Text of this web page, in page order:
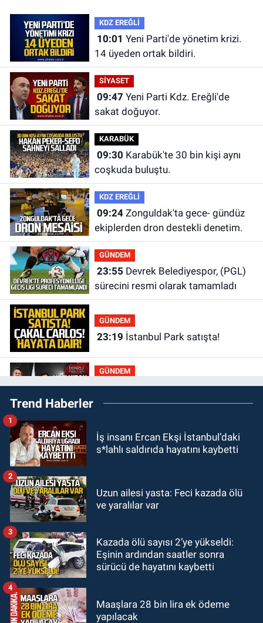
KDZ EREĞLİ
10:01
14 üyeden ortak bildiri.
SİYASET
09:47
sakat doğuyor.
KARABÜK
09:30
coşkuda buluştu.
KDZ EREĞLİ
09:24Zonguldak'ta gece- gündüz
ekiplerden dron destekli denetim.
GÜNDEM
23:55
sürecini resmi olarak tamamladı
GÜNDEM
23:19 İstanbul Park satışta!
GÜNDEM
23:05Kozlu Belediyespor'dan
3.Lig'e transfer oldu
22:33Zonguldak TSO önemli
etkinliğe ev sahipliği yaptı
22:119 yaşındaki Burak Keskintığ
GÜNDEM
21:50
fırladı: Çok sayıda yaralı var
Trend Haberler
İş insanı Ercan Ekşi İstanbul’daki
s*lahlı saldırıda hayatını kaybetti
1
Uzun ailesi yasta: Feci kazada ölü
ve yaralılar var
2
Kazada ölü sayısı 2’ye yükseldi:
Eşinin ardından saatler sonra
sürücü de hayatını kaybetti
3
Maaşlara 28 bin lira ek ödeme
yapılacak
4